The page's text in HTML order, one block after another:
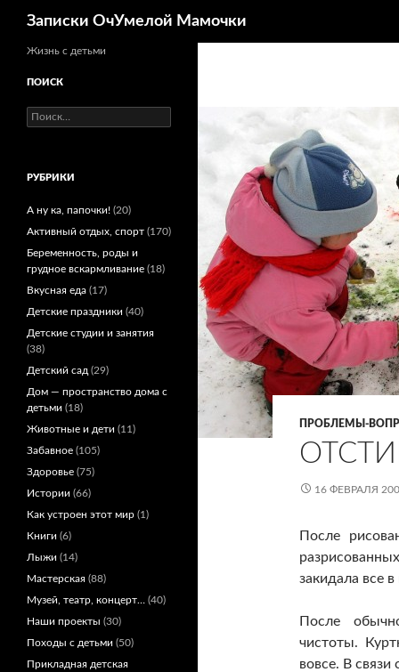
Перейти
Записки ОчУмелой Мамочки
ПРОБЛЕМЫ-
16 ФЕВРАЛЯ
После
закидала все
После
чистоты.
вовсе. В
Жизнь с детьми
ПОИСК
Найти:
РУБРИКИ
А ну ка, папочки! (20)
Активный отдых, спорт (170)
Беременность, роды и
грудное вскармливание (18)
Вкусная еда (17)
Детские праздники (40)
Детские студии и занятия
(38)
Детский сад (29)
Дом — пространство дома с
детьми (18)
Животные и дети (11)
Забавное (105)
Здоровье (75)
Истории (66)
Как устроен этот мир (1)
Книги (6)
Лыжи (14)
Мастерская (88)
Музей, театр, концерт… (40)
Наши проекты (30)
Походы с детьми (50)
Прикладная детская